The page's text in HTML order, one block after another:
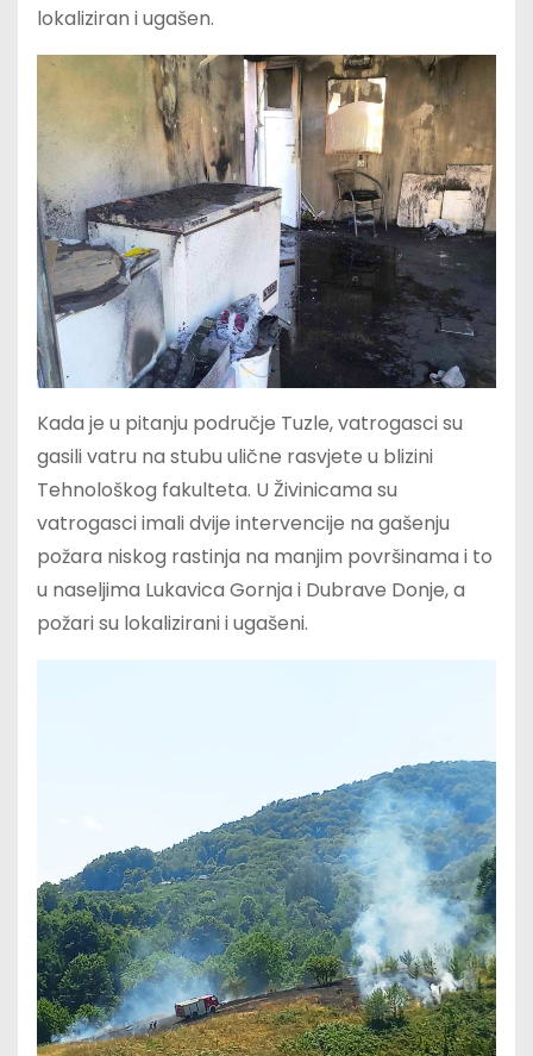
lokaliziran i ugašen.
Kada je u pitanju područje Tuzle, vatrogasci su
gasili vatru na stubu ulične rasvjete u blizini
Tehnološkog fakulteta. U Živinicama su
vatrogasci imali dvije intervencije na gašenju
požara niskog rastinja na manjim površinama i to
u naseljima Lukavica Gornja i Dubrave Donje, a
požari su lokalizirani i ugašeni.